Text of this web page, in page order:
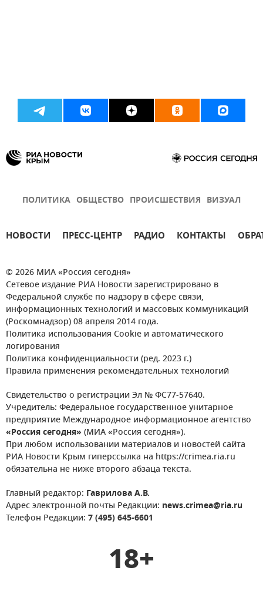
ПОЛИТИКА ОБЩЕСТВО ПРОИСШЕСТВИЯ ВИЗУАЛ
НОВОСТИ ПРЕСС-ЦЕНТР РАДИО КОНТАКТЫ
© 2026 МИА «Россия сегодня»
Сетевое издание РИА Новости зарегистрировано в
Федеральной службе по надзору в сфере связи,
информационных технологий и массовых коммуникаций
(Роскомнадзор) 08 апреля 2014 года.
Политика использования Cookie и автоматического
логирования
Политика конфиденциальности (ред. 2023 г.)
Правила применения рекомендательных технологий
Свидетельство о регистрации Эл № ФС77-57640.
Учредитель: Федеральное государственное унитарное
предприятие Международное информационное агентство
«Россия сегодня» (МИА «Россия сегодня»).
При любом использовании материалов и новостей сайта
РИА Новости Крым гиперссылка на https://crimea.ria.ru
обязательна не ниже второго абзаца текста.
Главный редактор: Гаврилова А.В.
Адрес электронной почты Редакции: news.crimea@ria.ru
Телефон Редакции: 7 (495) 645-6601
18+